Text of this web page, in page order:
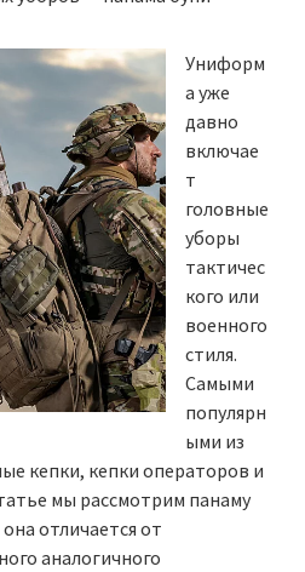
Униформ
а уже
давно
включае
т
головные
уборы
тактичес
кого или
военного
стиля.
Самыми
популярн
ыми из
кепки, кепки операторов и
мы рассмотрим панаму
отличается от
аналогичного